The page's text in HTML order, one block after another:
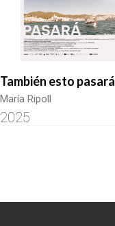
También esto pasará
María Ripoll
2025